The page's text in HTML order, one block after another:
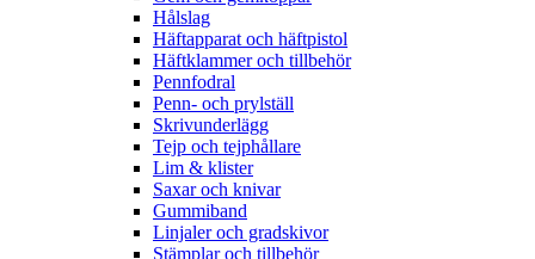
Hålslag
Häftapparat och häftpistol
Häftklammer och tillbehör
Pennfodral
Penn- och prylställ
Skrivunderlägg
Tejp och tejphållare
Lim & klister
Saxar och knivar
Gummiband
Linjaler och gradskivor
Stämplar och tillbehör